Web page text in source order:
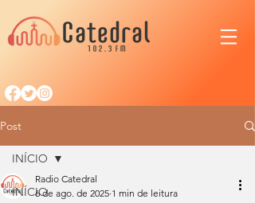
Post
INÍCIO
INÍCIO
Radio Catedral
6 de ago. de 2025 1 min de leitura